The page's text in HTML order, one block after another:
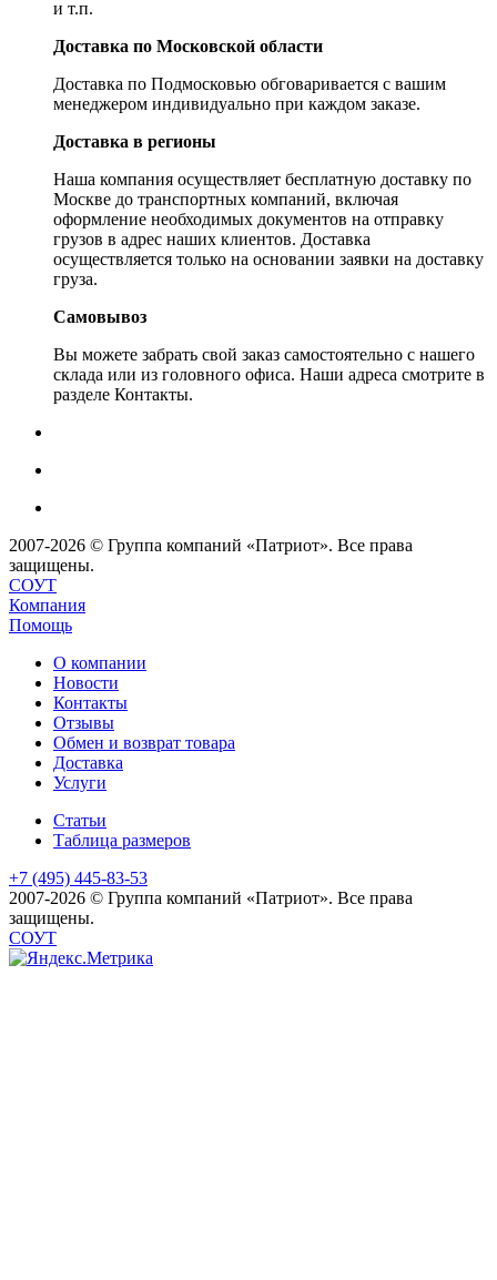
и т.п.
Доставка по Московской области
Доставка по Подмосковью обговаривается с вашим
менеджером индивидуально при каждом заказе.
Доставка в регионы
Наша компания осуществляет бесплатную доставку по
Москве до транспортных компаний, включая
оформление необходимых документов на отправку
грузов в адрес наших клиентов. Доставка
осуществляется только на основании заявки на доставку
груза.
Самовывоз
Вы можете забрать свой заказ самостоятельно с нашего
склада или из головного офиса. Наши адреса смотрите в
разделе Контакты.
2007-2026 © Группа компаний «Патриот». Все права
защищены.
СОУТ
Компания
Помощь
О компании
Новости
Контакты
Отзывы
Обмен и возврат товара
Доставка
Услуги
Статьи
Таблица размеров
+7 (495) 445-83-53
2007-2026 © Группа компаний «Патриот». Все права
защищены.
СОУТ